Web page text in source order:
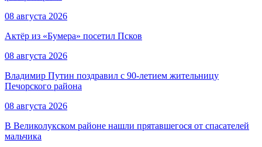
08 августа 2026
Актёр из «Бумера» посетил Псков
08 августа 2026
Владимир Путин поздравил с 90-летием жительницу
Печорского района
08 августа 2026
В Великолукском районе нашли прятавшегося от спасателей
мальчика